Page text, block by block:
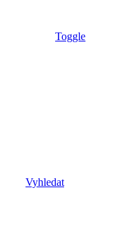
Toggle
Vyhledat